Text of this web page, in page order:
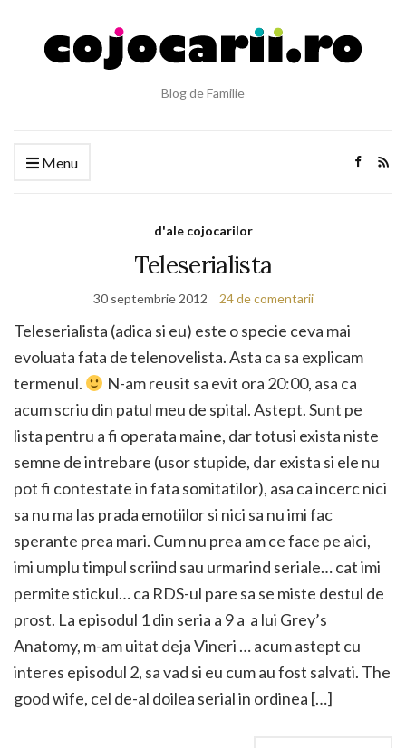
Blog de Familie
Menu
d'ale cojocarilor
Teleserialista
30 septembrie 2012 24 de comentarii
Teleserialista (adica si eu) este o specie ceva mai
evoluata fata de telenovelista. Asta ca sa explicam
termenul.
N-am reusit sa evit ora 20:00, asa ca
acum scriu din patul meu de spital. Astept. Sunt pe
lista pentru a fi operata maine, dar totusi exista niste
semne de intrebare (usor stupide, dar exista si ele nu
pot fi contestate in fata somitatilor), asa ca incerc nici
sa nu ma las prada emotiilor si nici sa nu imi fac
sperante prea mari. Cum nu prea am ce face pe aici,
imi umplu timpul scriind sau urmarind seriale… cat imi
permite stickul… ca RDS-ul pare sa se miste destul de
prost. La episodul 1 din seria a 9 a a lui Grey’s
Anatomy, m-am uitat deja Vineri … acum astept cu
interes episodul 2, sa vad si eu cum au fost salvati. The
good wife, cel de-al doilea serial in ordinea […]